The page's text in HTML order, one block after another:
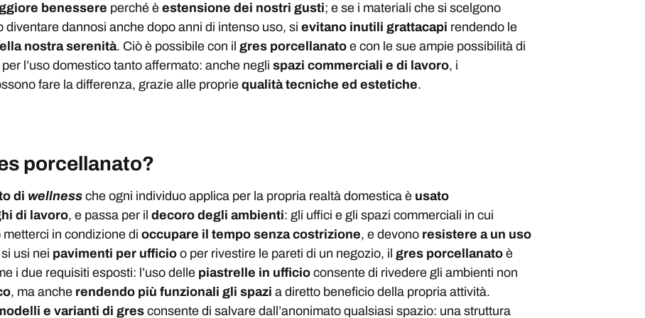
benessere perché è estensione dei nostri gusti; e se i materiali che si scelgono
dannosi anche dopo anni di intenso uso, si evitano inutili grattacapi rendendo le
nostra serenità. Ciò è possibile con il gres porcellanato e con le sue ampie possibilità di
l’uso domestico tanto affermato: anche negli spazi commerciali e di lavoro, i
fare la differenza, grazie alle proprie qualità tecniche ed estetiche.
porcellanato?
di wellness che ogni individuo applica per la propria realtà domestica è usato
di lavoro, e passa per il decoro degli ambienti: gli uffici e gli spazi commerciali in cui
in condizione di occupare il tempo senza costrizione, e devono resistere a un uso
usi nei pavimenti per ufficio o per rivestire le pareti di un negozio, il gres porcellanato è
i due requisiti esposti: l’uso delle piastrelle in ufficio consente di rivedere gli ambienti non
, ma anche rendendo più funzionali gli spazi a diretto beneficio della propria attività.
e varianti di gres consente di salvare dall’anonimato qualsiasi spazio: una struttura